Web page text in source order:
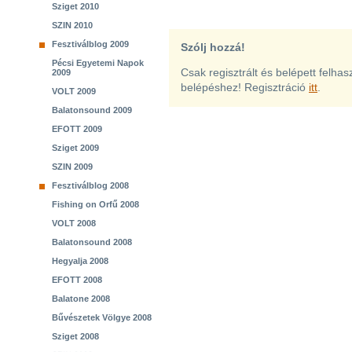
Sziget 2010
SZIN 2010
Fesztiválblog 2009
Pécsi Egyetemi Napok
2009
VOLT 2009
Balatonsound 2009
EFOTT 2009
Sziget 2009
SZIN 2009
Fesztiválblog 2008
Fishing on Orfű 2008
VOLT 2008
Balatonsound 2008
Hegyalja 2008
EFOTT 2008
Balatone 2008
Bűvészetek Völgye 2008
Sziget 2008
Szólj hozzá!
Csak regisztrált és belépett
belépéshez! Regisztráció itt